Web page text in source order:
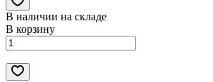
В наличии на складе
В корзину